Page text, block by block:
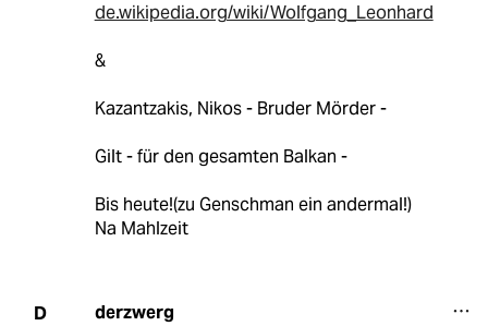
de.wikipedia.org/wiki/Wolfgang_Leonhard
&
Kazantzakis, Nikos - Bruder Mörder -
Gilt - für den gesamten Balkan -
Bis heute!(zu Genschman ein andermal!)
Na Mahlzeit
D derzwerg